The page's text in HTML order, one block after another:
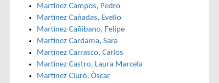
Martinez Campos, Pedro
Martínez Cañadas, Evelio
Martínez Cañibano, Felipe
Martínez Cardama, Sara
Martínez Carrasco, Carlos
Martínez Castro, Laura Marcela
Martínez Ciuró, Òscar